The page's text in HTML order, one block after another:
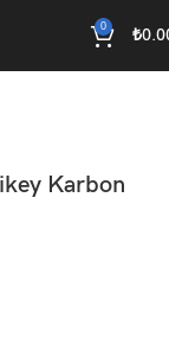
0 ₺
Karbon